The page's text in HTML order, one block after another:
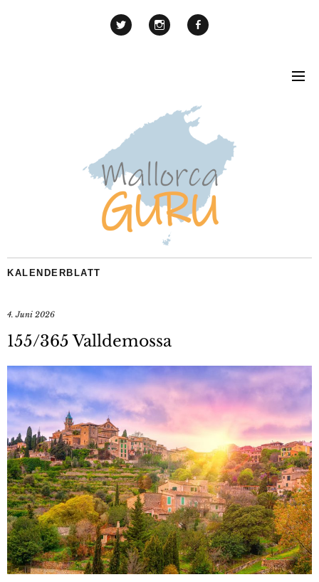
KALENDERBLATT
4. Juni 2026
155/365 Valldemossa